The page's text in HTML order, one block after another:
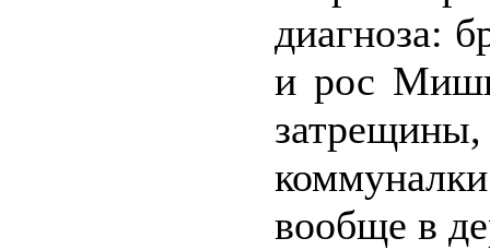
диагноза:
и рос
вообще в